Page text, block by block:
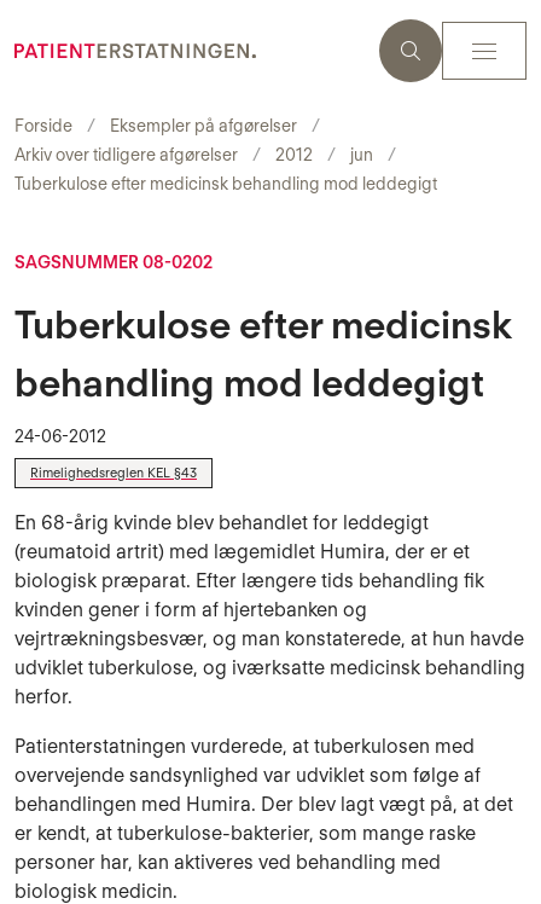
Forside
Eksempler på afgørelser
Arkiv over tidligere afgørelser
2012
jun
Tuberkulose efter medicinsk behandling mod leddegigt
SAGSNUMMER 08-0202
Tuberkulose efter medicinsk
behandling mod leddegigt
24-06-2012
Rimelighedsreglen KEL §43
En 68-årig kvinde blev behandlet for leddegigt
(reumatoid artrit) med lægemidlet Humira, der er et
biologisk præparat. Efter længere tids behandling fik
kvinden gener i form af hjertebanken og
vejrtrækningsbesvær, og man konstaterede, at hun havde
udviklet tuberkulose, og iværksatte medicinsk behandling
herfor.
Patienterstatningen vurderede, at tuberkulosen med
overvejende sandsynlighed var udviklet som følge af
behandlingen med Humira. Der blev lagt vægt på, at det
er kendt, at tuberkulose-bakterier, som mange raske
personer har, kan aktiveres ved behandling med
biologisk medicin.